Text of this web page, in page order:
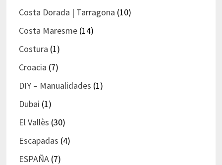
Costa Dorada | Tarragona (10)
Costa Maresme(14)
Costura (1)
Croacia (7)
DIY – Manualidades (1)
Dubai (1)
El Vallès (30)
Escapadas (4)
ESPAÑA(7)